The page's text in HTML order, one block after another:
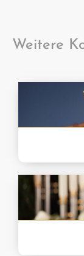
Weitere